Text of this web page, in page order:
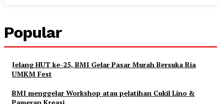
Popular
Jelang HUT ke-25, BMI Gelar Pasar Murah Bersuka Ria
UMKM Fest
BMI menggelar Workshop atau pelatihan Cukil Lino &